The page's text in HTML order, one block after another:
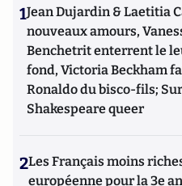
1Jean Dujardin & Laetitia
nouveaux amours,
Benchetrit enterrent le
fond, Victoria Beckham
Ronaldo du bisco-fils;
Shakespeare queer
2Les Français moins
européenne pour la 3e